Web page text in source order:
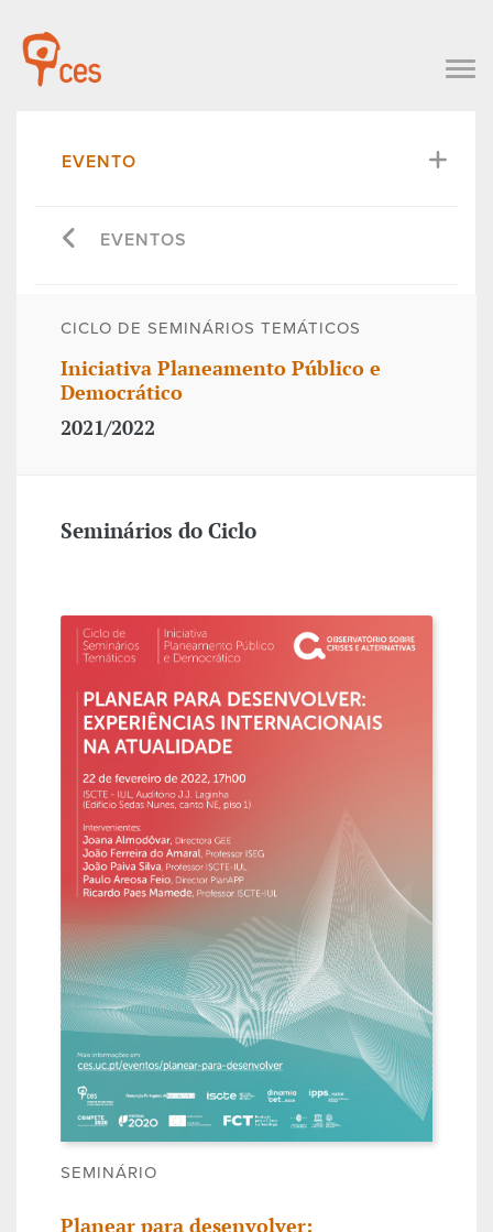
EVENTO
EVENTOS
CICLO DE SEMINÁRIOS TEMÁTICOS
Iniciativa Planeamento Público e
Democrático
2021/2022
Seminários do Ciclo
SEMINÁRIO
Planear para desenvolver: